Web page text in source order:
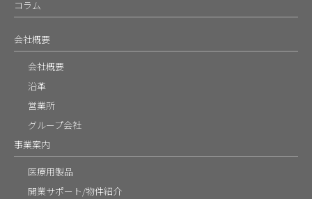
コラム
会社概要
会社概要
沿革
営業所
グループ会社
事業案内
医療用製品
開業サポート/物件紹介